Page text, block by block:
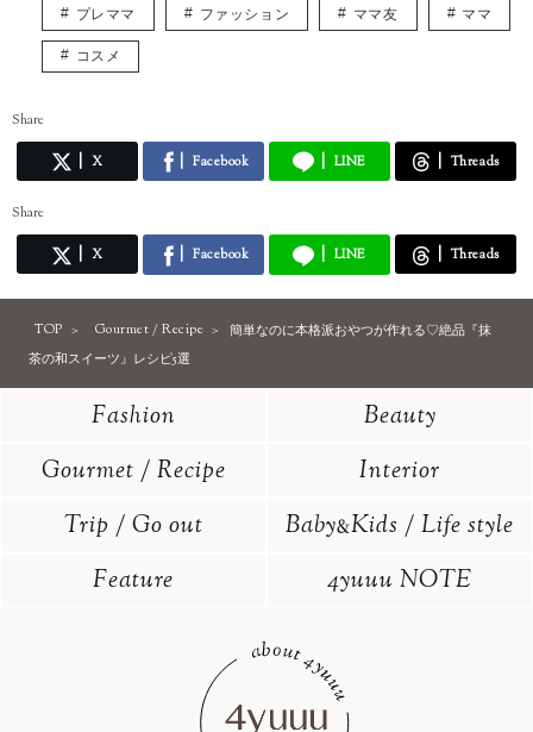
プレママ ファッション ママ友 ママ
コスメ
Share
X Facebook LINE Threads
Share
X Facebook LINE Threads
TOP Gourmet / Recipe
簡単なのに本格派おやつが作れる♡絶品『抹
茶の和スイーツ』レシピ5選
Fashion
Beauty
Gourmet / Recipe
Interior
Trip / Go out
Baby&Kids / Life style
Feature
4yuuu NOTE